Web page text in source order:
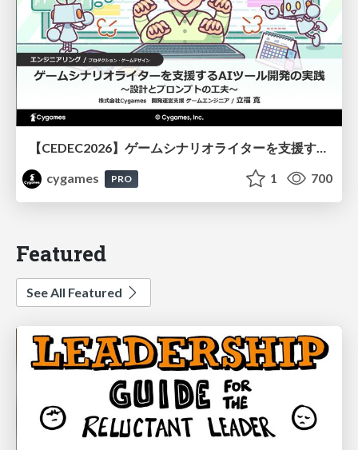
【CEDEC2026】ゲームシナリオライターを支援するAIツール開発の実践 ― 設計とプロンプトの工夫 ―
cygames
PRO 1 700
Featured
See All Featured